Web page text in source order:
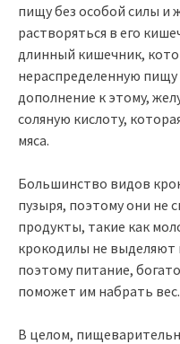
пищу без особой силы и
растворяться в его
длинный кишечник,
нераспределенную
дополнение к этому,
соляную кислоту,
мяса.
Большинство видов
пузыря, поэтому они не
продукты, такие как
крокодилы не
поэтому питание,
поможет им набрать вес.
В целом,